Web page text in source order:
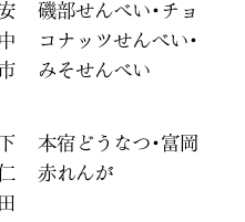
中
磯部せんべい・チョ
コナッツせんべい・
みそせんべい
田
本宿どうなつ・富岡
赤れんが